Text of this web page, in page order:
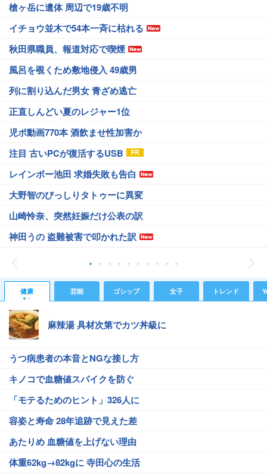
槍ヶ岳に遺体 周辺で19歳不明
イチョウ並木で54本一斉に枯れる
秋田県職員、報道対応で喫煙
風呂を覗くため敷地侵入 49歳男
列に割り込んだ男女 青ざめ逃亡
正直しんどい夏のレジャー1位
児ポ動画770本 酒飲ませ性加害か
注目 古いPCが復活するUSB
レインボー池田 求婚失敗も告白
大野智のびっしりタトゥーに異変
山崎怜奈、突然妊娠だけ公表の訳
神田うの 盗難被害で叩かれた訳
健康 芸能 ゴシップ 女子 トレンド
麻辣湯 具材次第でカツ丼級に
うつ病患者の本音とNGな接し方
キノコで血糖値スパイクを防ぐ
「モテるためのヒント」326人に
容姿と寿命 28年追跡で見えた差
あたりめ 血糖値を上げない理由
体重62kg→82kgに 寺田心の生活